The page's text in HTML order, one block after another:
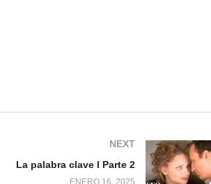
NEXT
La palabra clave l Parte 2
ENERO 16, 2025